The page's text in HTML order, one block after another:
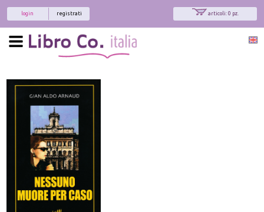
articoli: 0 pz.
registrati
login